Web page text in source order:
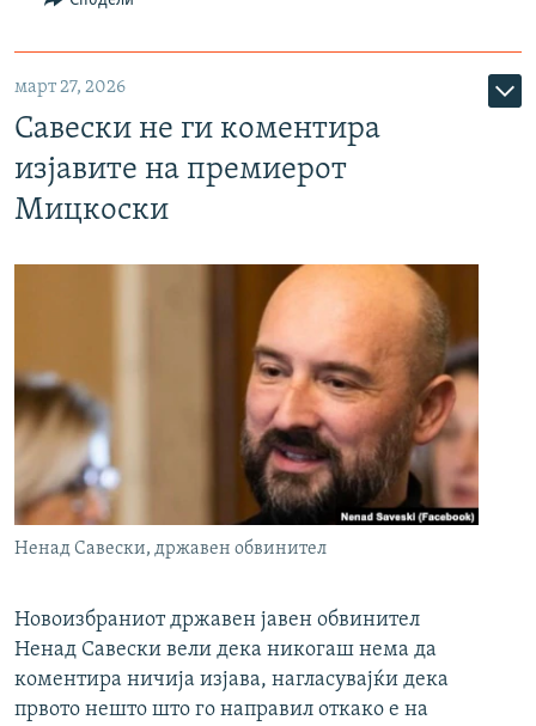
март 27, 2026
Савески не ги коментира
изјавите на премиерот
Мицкоски
Ненад Савески, државен обвинител
Новоизбраниот државен јавен обвинител
Ненад Савески вели дека никогаш нема да
коментира ничија изјава, нагласувајќи дека
првото нешто што го направил откако е на